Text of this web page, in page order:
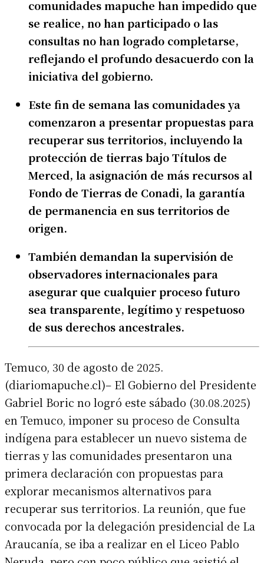
comunidades mapuche han impedido que
se realice, no han participado o las
consultas no han logrado completarse,
reflejando el profundo desacuerdo con la
iniciativa del gobierno.
Este fin de semana las comunidades ya
comenzaron a presentar propuestas para
recuperar sus territorios, incluyendo la
protección de tierras bajo Títulos de
Merced, la asignación de más recursos al
Fondo de Tierras de Conadi, la garantía
de permanencia en sus territorios de
origen.
También demandan la supervisión de
observadores internacionales para
asegurar que cualquier proceso futuro
sea transparente, legítimo y respetuoso
de sus derechos ancestrales.
Temuco, 30 de agosto de 2025.
(diariomapuche.cl)– El Gobierno del Presidente
Gabriel Boric no logró este sábado (30.08.2025)
en Temuco, imponer su proceso de Consulta
indígena para establecer un nuevo sistema de
tierras y las comunidades presentaron una
primera declaración con propuestas para
explorar mecanismos alternativos para
recuperar sus territorios. La reunión, que fue
convocada por la delegación presidencial de La
Araucanía, se iba a realizar en el Liceo Pablo